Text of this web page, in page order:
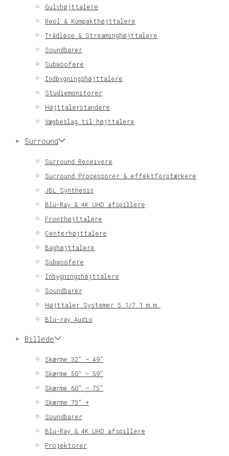
Gulvhøjttalere
Reol & Kompakthøjttalere
Trådløse & Streaminghøjttalere
Soundbarer
Subwoofere
Indbygningshøjttalere
Studiemonitorer
Højttalerstandere
Vægbeslag til højttalere
Surround
Surround Receivere
Surround Processorer & effektforstærkere
JBL Synthesis
Blu-Ray & 4K UHD afspillere
Fronthøjttalere
Centerhøjttalere
Baghøjttalere
Subwoofere
Inbygningshøjttalere
Soundbarer
Højttaler Systemer 5.1/7.1 m.m.
Blu-ray Audio
Billede
Skærme 32″ – 49″
Skærme 50″ – 59″
Skærme 60″ – 75″
Skærme 75″ +
Soundbarer
Blu-Ray & 4K UHD afspillere
Projektorer